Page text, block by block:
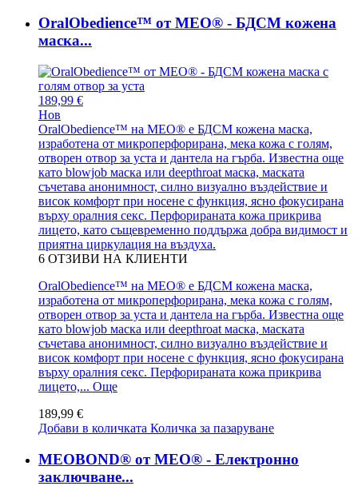
OralObedience™ от MEO® - БДСМ кожена
маска...
189,99 €
Нов
OralObedience™ на MEO® е БДСМ кожена маска,
изработена от микроперфорирана, мека кожа с голям,
отворен отвор за уста и дантела на гърба. Известна още
като blowjob маска или deepthroat маска, маската
съчетава анонимност, силно визуално въздействие и
висок комфорт при носене с функция, ясно фокусирана
върху оралния секс. Перфорираната кожа прикрива
лицето, като същевременно поддържа добра видимост и
приятна циркулация на въздуха.
6 ОТЗИВИ НА КЛИЕНТИ
OralObedience™ на MEO® е БДСМ кожена маска,
изработена от микроперфорирана, мека кожа с голям,
отворен отвор за уста и дантела на гърба. Известна още
като blowjob маска или deepthroat маска, маската
съчетава анонимност, силно визуално въздействие и
висок комфорт при носене с функция, ясно фокусирана
върху оралния секс. Перфорираната кожа прикрива
лицето,... Още
189,99 €
Добави в количката Количка за пазаруване
MEOBOND® от MEO® - Електронно
заключване...